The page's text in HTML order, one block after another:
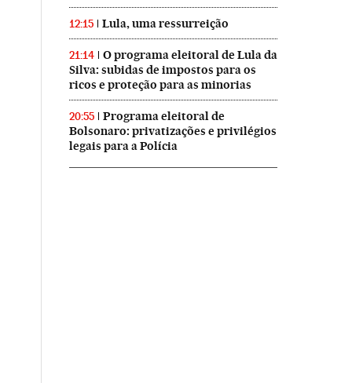
12:15 Lula, uma ressurreição
21:14
O programa eleitoral de Lula da
Silva: subidas de impostos para os
ricos e proteção para as minorias
20:55
Programa eleitoral de
Bolsonaro: privatizações e privilégios
legais para a Polícia